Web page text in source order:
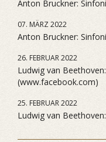
Anton Bruckner:
07. MÄRZ 2022
Anton Bruckner:
26. FEBRUAR 2022
Ludwig van
(www.facebook.com)
25. FEBRUAR 2022
Ludwig van